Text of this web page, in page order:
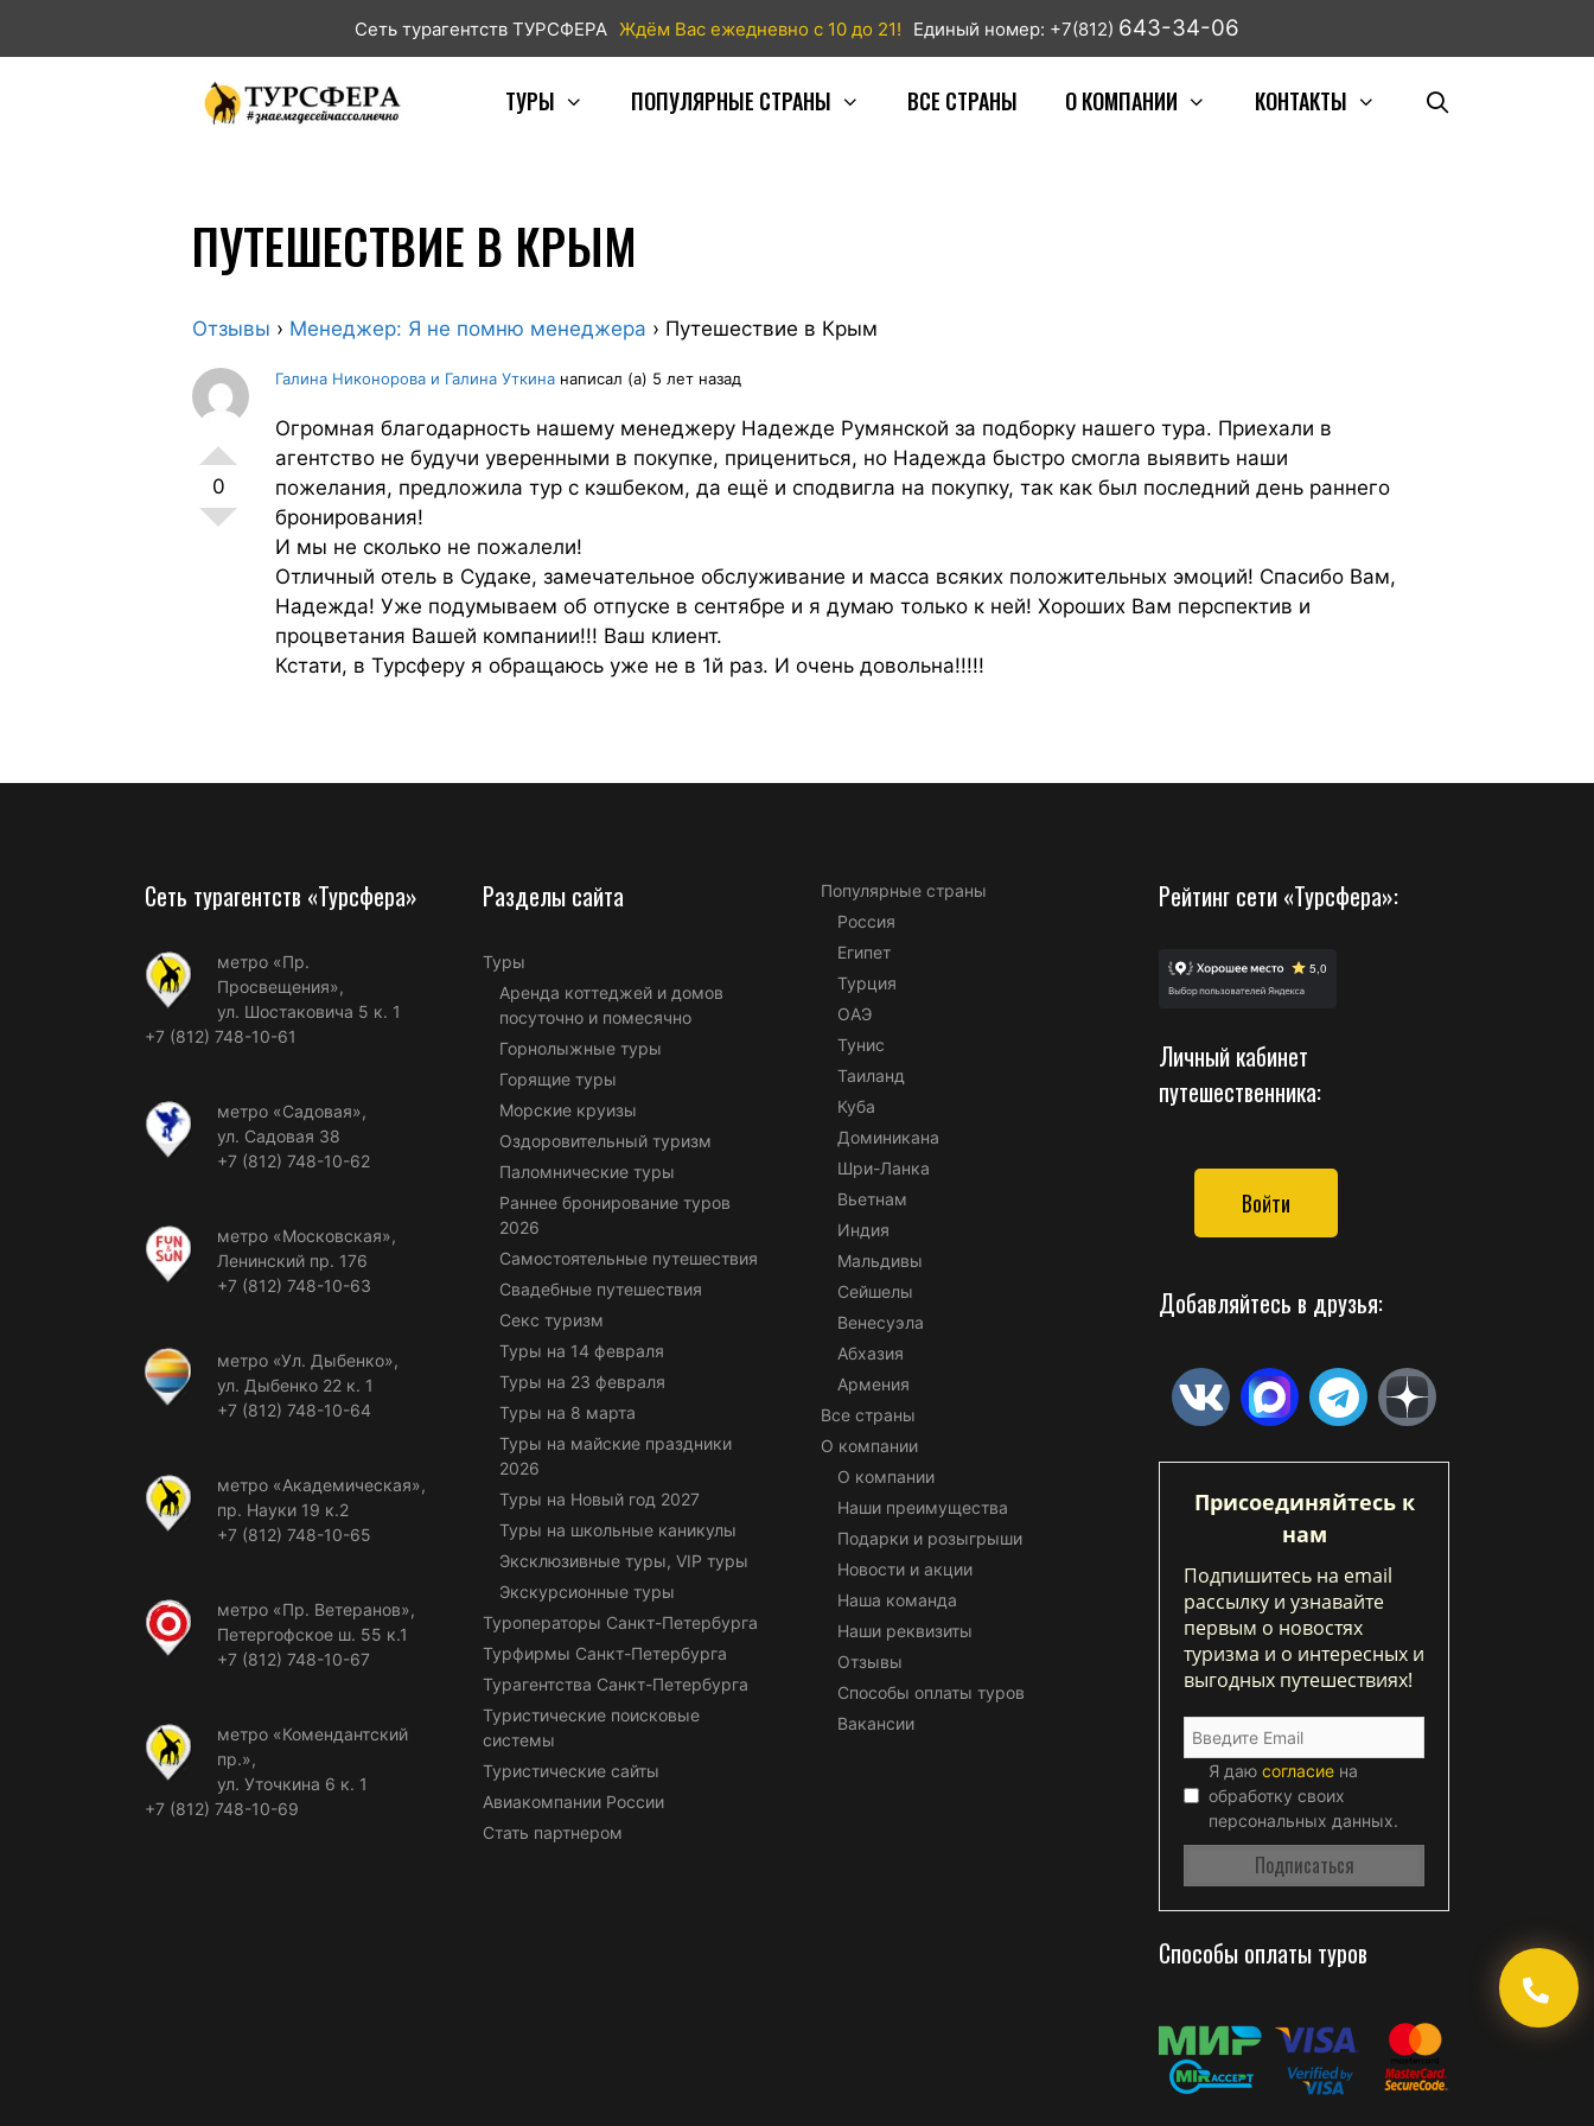
Сеть турагентств ТУРСФЕРА Ждём Вас ежедневно с 10 до 21! Единый номер: +7(812) 643-34-06
ТУРЫ ПОПУЛЯРНЫЕ СТРАНЫ ВСЕ СТРАНЫ О КОМПАНИИ КОНТАКТЫ
ПУТЕШЕСТВИЕ В КРЫМ
Отзывы › Менеджер: Я не помню менеджера › Путешествие в Крым
0
Галина Никонорова и Галина Уткина написал (а) 5 лет назад
Огромная благодарность нашему менеджеру Надежде Румянской за подборку нашего тура. Приехали в
агентство не будучи уверенными в покупке, прицениться, но Надежда быстро смогла выявить наши
пожелания, предложила тур с кэшбеком, да ещё и сподвигла на покупку, так как был последний день раннего
бронирования!
И мы не сколько не пожалели!
Отличный отель в Судаке, замечательное обслуживание и масса всяких положительных эмоций! Спасибо Вам,
Надежда! Уже подумываем об отпуске в сентябре и я думаю только к ней! Хороших Вам перспектив и
процветания Вашей компании!!! Ваш клиент.
Кстати, в Турсферу я обращаюсь уже не в 1й раз. И очень довольна!!!!!
Сеть турагентств «Турсфера»
метро «Пр.
Просвещения»,
ул. Шостаковича 5 к. 1
+7 (812) 748-10-61
метро «Садовая»,
ул. Садовая 38
+7 (812) 748-10-62
метро «Московская»,
Ленинский пр. 176
+7 (812) 748-10-63
метро «Ул. Дыбенко»,
ул. Дыбенко 22 к. 1
+7 (812) 748-10-64
метро «Академическая»,
пр. Науки 19 к.2
+7 (812) 748-10-65
метро «Пр. Ветеранов»,
Петергофское ш. 55 к.1
+7 (812) 748-10-67
метро «Комендантский
пр.»,
ул. Уточкина 6 к. 1
+7 (812) 748-10-69
Разделы сайта
Туры
Аренда коттеджей и домов
посуточно и помесячно
Горнолыжные туры
Горящие туры
Морские круизы
Оздоровительный туризм
Паломнические туры
Раннее бронирование туров
2026
Самостоятельные путешествия
Свадебные путешествия
Секс туризм
Туры на 14 февраля
Туры на 23 февраля
Туры на 8 марта
Туры на майские праздники
2026
Туры на Новый год 2027
Туры на школьные каникулы
Эксклюзивные туры, VIP туры
Экскурсионные туры
Туроператоры Санкт-Петербурга
Турфирмы Санкт-Петербурга
Турагентства Санкт-Петербурга
Туристические поисковые
системы
Туристические сайты
Авиакомпании России
Стать партнером
Популярные страны
Россия
Египет
Турция
ОАЭ
Тунис
Таиланд
Куба
Доминикана
Шри-Ланка
Вьетнам
Индия
Мальдивы
Сейшелы
Венесуэла
Абхазия
Армения
Все страны
О компании
О компании
Наши преимущества
Подарки и розыгрыши
Новости и акции
Наша команда
Наши реквизиты
Отзывы
Способы оплаты туров
Вакансии
Рейтинг сети «Турсфера»:
Личный кабинет
путешественника:
Войти
Добавляйтесь в друзья:
Присоединяйтесь к
нам
Подпишитесь на email
рассылку и узнавайте
первым о новостях
туризма и о интересных и
выгодных путешествиях!
Я даю согласие на
обработку своих
персональных данных.
Способы оплаты туров